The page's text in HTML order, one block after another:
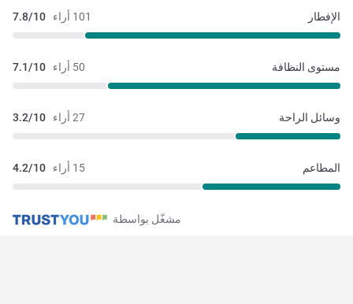
101 أراء 7.8/10 الإفطار
50 أراء 7.1/10 مستوى النظافة
27 أراء 3.2/10 وسائل الراحة
15 أراء 4.2/10 المطاعم
مشغّل بواسطة